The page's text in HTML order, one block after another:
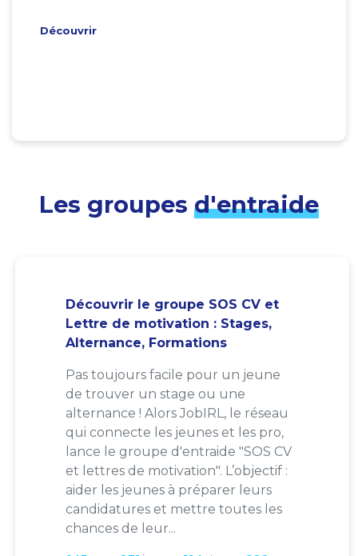
Découvrir
Les groupes d'entraide
Découvrir le groupe SOS CV et
Lettre de motivation : Stages,
Alternance, Formations
Pas toujours facile pour un jeune
de trouver un stage ou une
alternance ! Alors JobIRL, le réseau
qui connecte les jeunes et les pro,
lance le groupe d'entraide "SOS CV
et lettres de motivation". L’objectif :
aider les jeunes à préparer leurs
candidatures et mettre toutes les
chances de leur...